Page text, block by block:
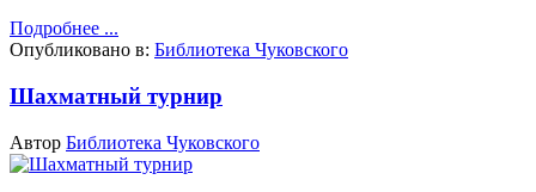
Подробнее ...
Опубликовано в: Библиотека Чуковского
Шахматный турнир
Автор Библиотека Чуковского